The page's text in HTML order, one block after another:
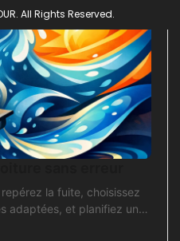
All Rights Reserved.
la fuite, choisissez
adaptées, et planifiez une